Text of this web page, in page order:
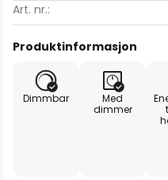
Art. nr.:
Produktinformasjon
Dimmbar
Med
dimmer